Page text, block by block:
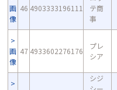
画
像
46 4903333196111
テ商
事
画
像
47 4933602276176
プレ
シア
シジ